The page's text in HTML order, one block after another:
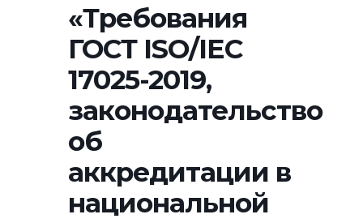
«Требования
ГОСТ ISO/IEC
17025-2019,
законодательство
об
аккредитации в
национальной